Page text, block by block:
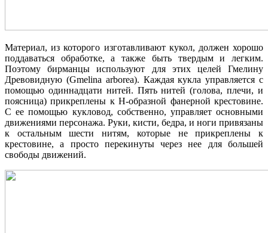
Материал, из которого изготавливают кукол, должен хорошо
поддаваться обработке, а также быть твердым и легким.
Поэтому бирманцы используют для этих целей Гмелину
Древовидную (Gmelina arborea). Каждая кукла управляется с
помощью одиннадцати нитей. Пять нитей (голова, плечи, и
поясница) прикреплены к Н-образной фанерной крестовине.
С ее помощью кукловод, собственно, управляет основными
движениями персонажа. Руки, кисти, бедра, и ноги привязаны
к остальным шести нитям, которые не прикреплены к
крестовине, а просто перекинуты через нее для большей
свободы движений.